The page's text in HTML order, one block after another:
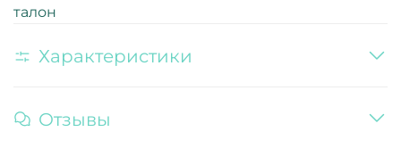
талон
Характеристики
Отзывы